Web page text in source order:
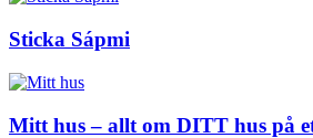
Sticka Sápmi
Mitt hus – allt om DITT hus på